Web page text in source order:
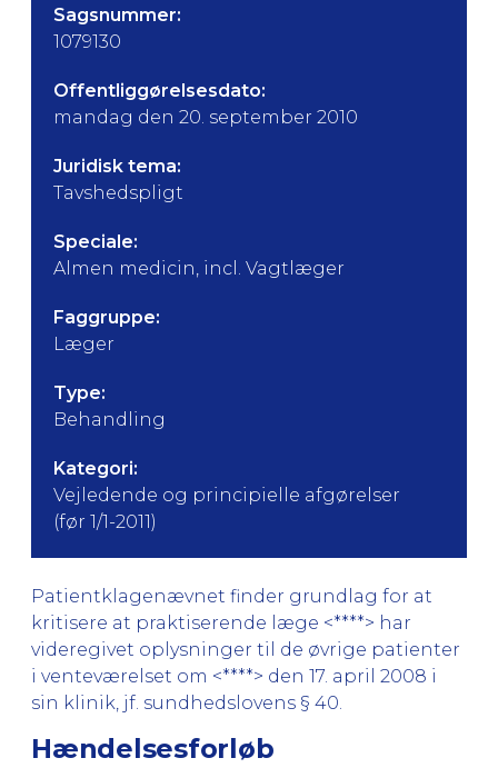
Sagsnummer:
1079130
Offentliggørelsesdato:
mandag den 20. september 2010
Juridisk tema:
Tavshedspligt
Speciale:
Almen medicin, incl. Vagtlæger
Faggruppe:
Læger
Type:
Behandling
Kategori:
Vejledende og principielle afgørelser
(før 1/1-2011)
Patientklagenævnet finder grundlag for at
kritisere at praktiserende læge <****> har
videregivet oplysninger til de øvrige patienter
i venteværelset om <****> den 17. april 2008 i
sin klinik, jf. sundhedslovens § 40.
Hændelsesforløb